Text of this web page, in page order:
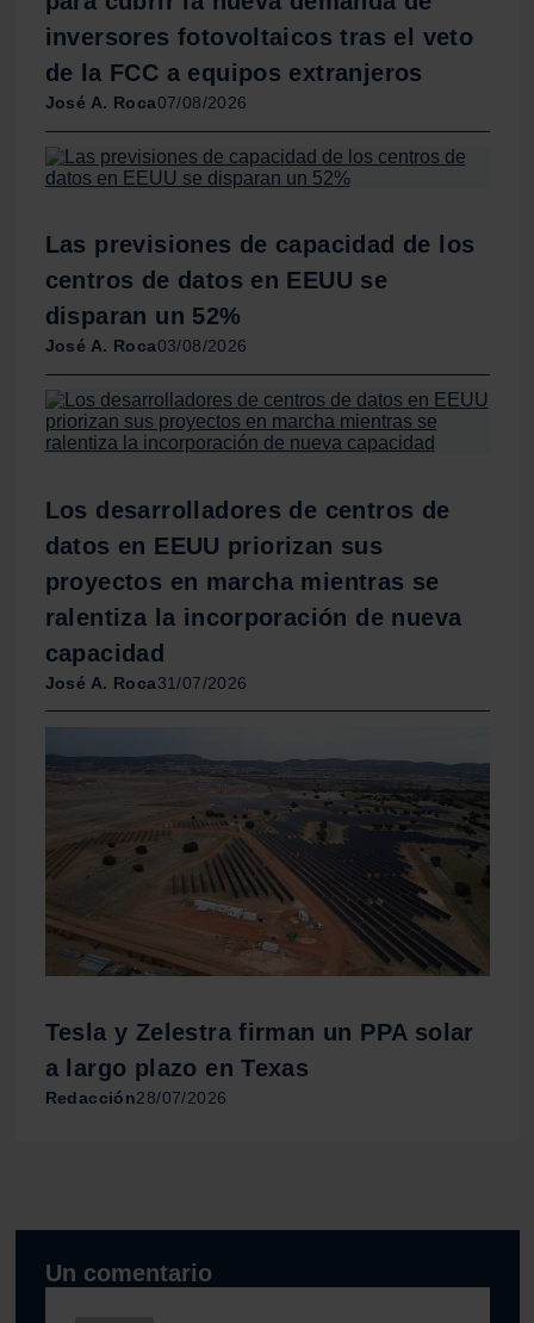
información sobre el uso que haga del sitio web con
nuestros partners de redes sociales, publicidad y análisis
web, quienes pueden combinarla con otra información
que les haya proporcionado o que hayan recopilado a
inversores fotovoltaicos tras el veto
de la FCC a equipos extranjeros
José A. Roca07/08/2026
Las previsiones de capacidad de los
centros de datos en EEUU se
disparan un 52%
José A. Roca03/08/2026
Los desarrolladores de centros de
datos en EEUU priorizan sus
proyectos en marcha mientras se
ralentiza la incorporación de nueva
capacidad
José A. Roca31/07/2026
Tesla y Zelestra firman un PPA solar
a largo plazo en Texas
Redacción28/07/2026
Un comentario